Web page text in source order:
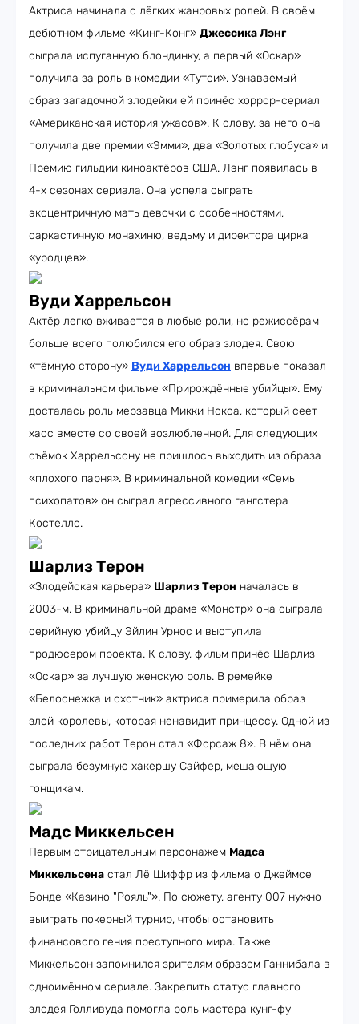
Актриса начинала с лёгких жанровых ролей. В своём
дебютном фильме «Кинг-Конг» Джессика Лэнг
сыграла испуганную блондинку, а первый «Оскар»
получила за роль в комедии «Тутси». Узнаваемый
образ загадочной злодейки ей принёс хоррор-сериал
«Американская история ужасов». К слову, за него она
получила две премии «Эмми», два «Золотых глобуса» и
Премию гильдии киноактёров США. Лэнг появилась в
4-х сезонах сериала. Она успела сыграть
эксцентричную мать девочки с особенностями,
саркастичную монахиню, ведьму и директора цирка
«уродцев».
Вуди Харрельсон
Актёр легко вживается в любые роли, но режиссёрам
больше всего полюбился его образ злодея. Свою
«тёмную сторону» Вуди Харрельсон впервые показал
в криминальном фильме «Прирождённые убийцы». Ему
досталась роль мерзавца Микки Нокса, который сеет
хаос вместе со своей возлюбленной. Для следующих
съёмок Харрельсону не пришлось выходить из образа
«плохого парня». В криминальной комедии «Семь
психопатов» он сыграл агрессивного гангстера
Костелло.
Шарлиз Терон
«Злодейская карьера» Шарлиз Терон началась в
2003-м. В криминальной драме «Монстр» она сыграла
серийную убийцу Эйлин Урнос и выступила
продюсером проекта. К слову, фильм принёс Шарлиз
«Оскар» за лучшую женскую роль. В ремейке
«Белоснежка и охотник» актриса примерила образ
злой королевы, которая ненавидит принцессу. Одной из
последних работ Терон стал «Форсаж 8». В нём она
сыграла безумную хакершу Сайфер, мешающую
гонщикам.
Мадс Миккельсен
Первым отрицательным персонажем Мадса
Миккельсена стал Лё Шиффр из фильма о Джеймсе
Бонде «Казино "Рояль"». По сюжету, агенту 007 нужно
выиграть покерный турнир, чтобы остановить
финансового гения преступного мира. Также
Миккельсон запомнился зрителям образом Ганнибала в
одноимённом сериале. Закрепить статус главного
злодея Голливуда помогла роль мастера кунг-фу